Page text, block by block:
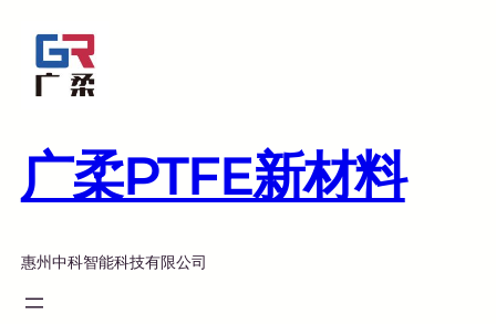
广柔PTFE新材料
惠州中科智能科技有限公司